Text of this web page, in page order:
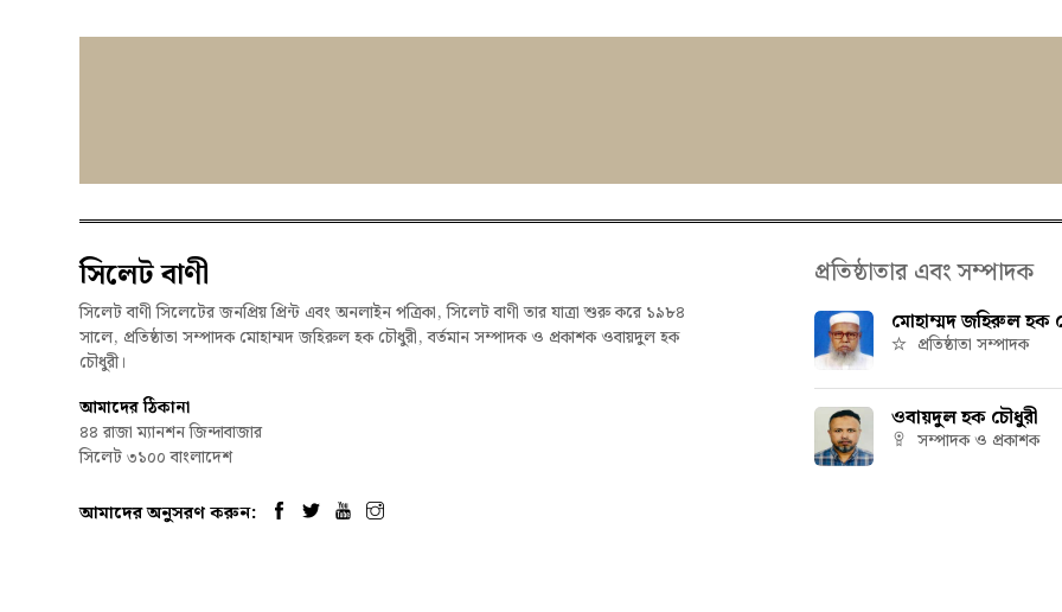
সিলেট বাণী
সিলেট বাণী সিলেটের জনপ্রিয় প্রিন্ট এবং অনলাইন পত্রিকা, সিলেট বাণী তার যাত্রা শুরু করে ১৯৮৪
সালে, প্রতিষ্ঠাতা সম্পাদক মোহাম্মদ জহিরুল হক চৌধুরী, বর্তমান সম্পাদক ও প্রকাশক ওবায়দুল হক
চৌধুরী।
আমাদের ঠিকানা
৪৪ রাজা ম্যানশন জিন্দাবাজার
সিলেট ৩১০০ বাংলাদেশ
আমাদের অনুসরণ করুন:
প্রতিষ্ঠাতার এবং সম্পাদক
মোহাম্মদ জহিরুল হক
প্রতিষ্ঠাতা সম্পাদক
ওবায়দুল হক চৌধুরী
সম্পাদক ও প্রকাশক